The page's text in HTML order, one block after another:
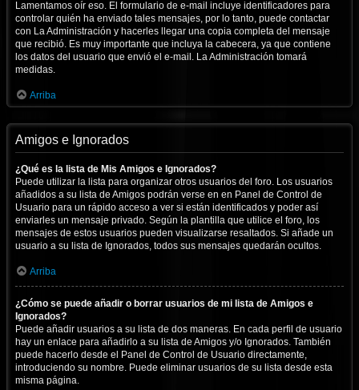
Lamentamos oír eso. El formulario de e-mail incluye identificadores para
controlar quién ha enviado tales mensajes, por lo tanto, puede contactar
con La Administración y hacerles llegar una copia completa del mensaje
que recibió. Es muy importante que incluya la cabecera, ya que contiene
los datos del usuario que envió el e-mail. La Administración tomará
medidas.
Arriba
Amigos e Ignorados
¿Qué es la lista de Mis Amigos e Ignorados?
Puede utilizar la lista para organizar otros usuarios del foro. Los usuarios
añadidos a su lista de Amigos podrán verse en en Panel de Control de
Usuario para un rápido acceso a ver si están identificados y poder así
enviarles un mensaje privado. Según la plantilla que utilice el foro, los
mensajes de estos usuarios pueden visualizarse resaltados. Si añade un
usuario a su lista de Ignorados, todos sus mensajes quedarán ocultos.
Arriba
¿Cómo se puede añadir o borrar usuarios de mi lista de Amigos e
Ignorados?
Puede añadir usuarios a su lista de dos maneras. En cada perfil de usuario
hay un enlace para añadirlo a su lista de Amigos y/o Ignorados. También
puede hacerlo desde el Panel de Control de Usuario directamente,
introduciendo su nombre. Puede eliminar usuarios de su lista desde esta
misma página.